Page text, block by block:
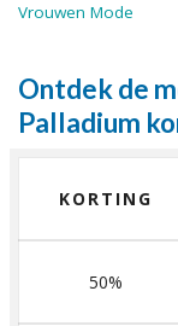
Vrouwen Mode
Ontdek de
Palladium
KORTING
50%